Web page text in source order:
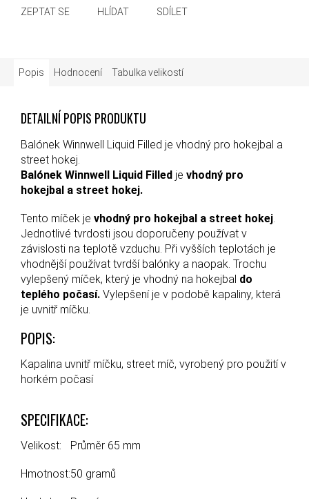
ZEPTAT SE HLÍDAT SDÍLET
Popis Hodnocení Tabulka velikostí
DETAILNÍ POPIS PRODUKTU
Balónek Winnwell Liquid Filled je vhodný pro hokejbal a
street hokej.
Balónek Winnwell Liquid Filled je vhodný pro
hokejbal a street hokej.
Tento míček je vhodný pro hokejbal a street hokej
Jednotlivé tvrdosti jsou doporučeny používat v
závislosti na teplotě vzduchu. Při vyšších teplotách je
vhodnější používat tvrdší balónky a naopak. Trochu
vylepšený míček, který je vhodný na hokejbal do
teplého počasí. Vylepšení je v podobě kapaliny, která
je uvnitř míčku.
POPIS:
Kapalina uvnitř míčku, street míč, vyrobený pro použití v
horkém počasí
SPECIFIKACE:
Velikost: Průměr 65 mm
Hmotnost:50 gramů